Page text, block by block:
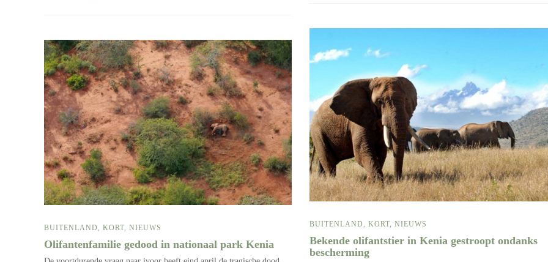
BUITENLAND, KORT, NIEUWS
Bekende olifantstier in Kenia gestroopt ondanks
bescherming
BUITENLAND, KORT, NIEUWS
Olifantenfamilie gedood in nationaal park Kenia